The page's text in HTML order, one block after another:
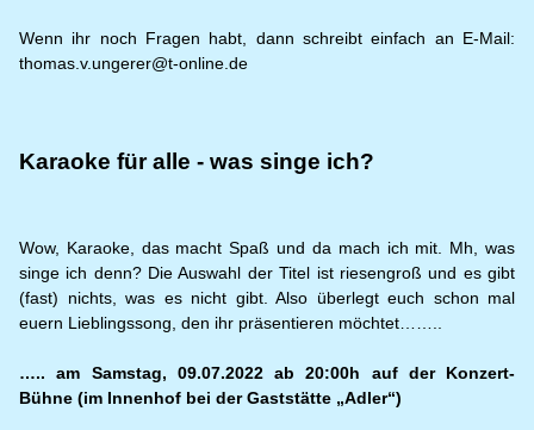
Wenn ihr noch Fragen habt, dann schreibt einfach an E-Mail:
thomas.v.ungerer@t-online.de
Karaoke für alle - was singe ich?
Wow, Karaoke, das macht Spaß und da mach ich mit. Mh, was
singe ich denn? Die Auswahl der Titel ist riesengroß und es gibt
(fast) nichts, was es nicht gibt. Also überlegt euch schon mal
euern Lieblingssong, den ihr präsentieren möchtet……..
….. am Samstag, 09.07.2022 ab 20:00h auf der Konzert-
Bühne (im Innenhof bei der Gaststätte „Adler“)